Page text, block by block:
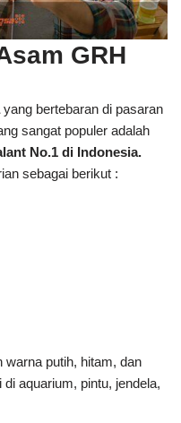
GRH
yang bertebaran di pasaran
sangat populer adalah
No.1 di Indonesia.
sebagai berikut :
putih, hitam, dan
aquarium, pintu, jendela,